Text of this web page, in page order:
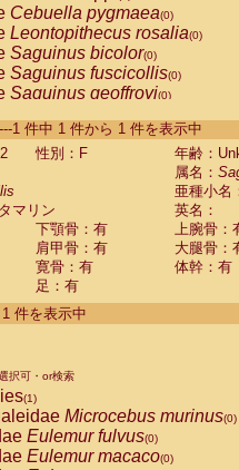
Cebuella pygmaea(0)
Leontopithecus rosalia(0)
Saguinus bicolor(0)
Saguinus fuscicollis(0)
Saguinus geoffroyi(0)
Saguinus labiatus(0)
Saguinus leucopus (0)
Saguinus mystax
Saguinus nigricollis (1)
Saguinus oedipus
Saguinus weddelli
Saguinusspp.
Aotus trivirgatus
Cebus albifrons
Cebus nigrivittatus
Cebus
Saimiri boliviensis(0)
Saimiri sciureus(0)
Alouatta caraya(0)
1 件中 1 件から 1 件を表示中
性別：F
年齢：
属名：
亜種小名
マリン
英名：
下顎骨：有
上腕骨：
肩甲骨：有
大腿骨：
寛骨：有
体幹：有
足：有
件を表示中
択可・or検索
(1)
Microcebus murinus(0)
Eulemur fulvus(0)
Eulemur macaco(0)